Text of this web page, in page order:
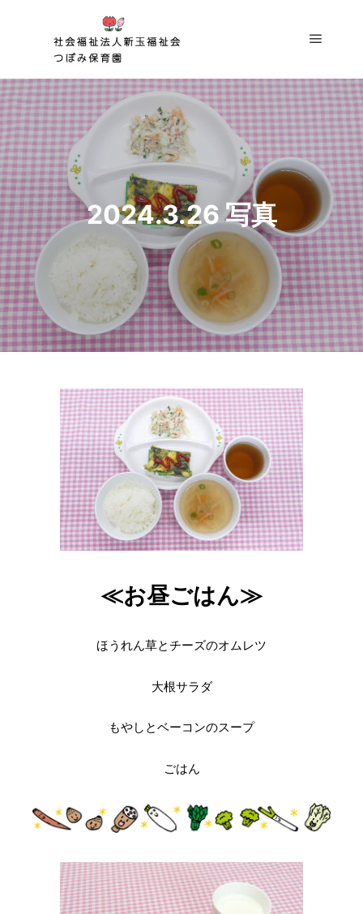
2024.3.26 写真
≪お昼ごはん≫
ほうれん草とチーズのオムレツ
大根サラダ
もやしとベーコンのスープ
ごはん